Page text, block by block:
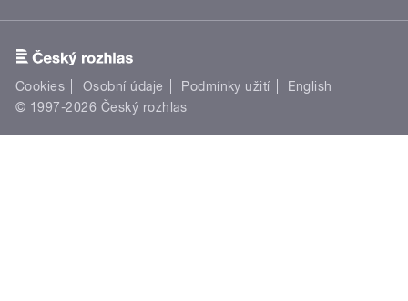
Cookies Osobní údaje Podmínky užití
English
© 1997-2026 Český rozhlas